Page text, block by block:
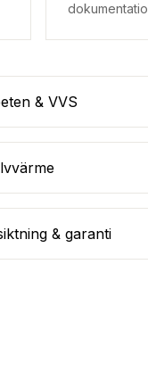
& VVS
& garanti